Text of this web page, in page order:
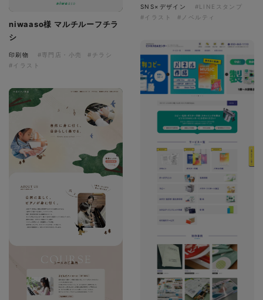
niwaaso様 マルチルーフチラ
シ
印刷物 #専門店・小売
#チラシ
#イラスト
SNS×デザイン
#LINEスタンプ
#イラスト
#ノベルティ